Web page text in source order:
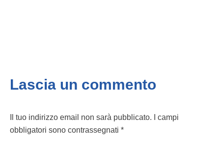
Lascia un commento
Il tuo indirizzo email non sarà pubblicato.
I campi
obbligatori sono contrassegnati *